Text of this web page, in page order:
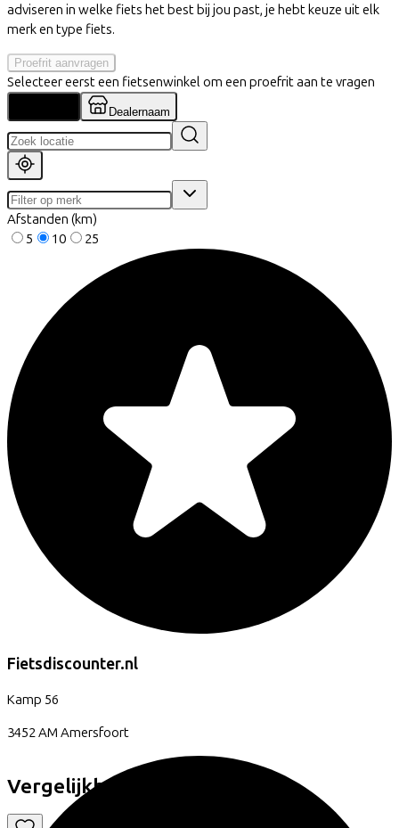
adviseren in welke fiets het best bij jou past, je hebt keuze uit elk
merk en type fiets.
Proefrit aanvragen
Selecteer eerst een fietsenwinkel om een proefrit aan te vragen
Dealernaam
Afstanden (km)
5
10 25
Fietsdiscounter.nl
Kamp 56
3452 AM Amersfoort
Vergelijkbare fietsen